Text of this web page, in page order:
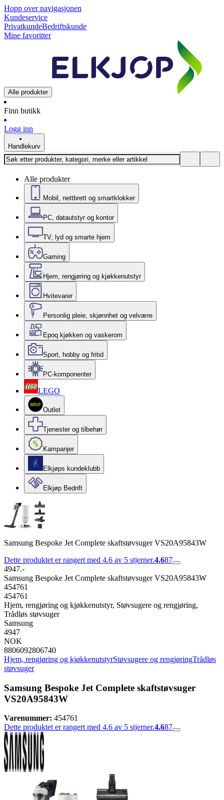
Hopp over navigasjonen
Kundeservice
PrivatkundeBedriftskunde
Mine favoritter
Alle produkter
Finn butikk
Logg inn
Handlekurv
Alle produkter
Mobil, nettbrett og smartklokker
PC, datautstyr og kontor
TV, lyd og smarte hjem
Gaming
Hjem, rengjøring og kjøkkenutstyr
Hvitevarer
Personlig pleie, skjønnhet og velvære
Epoq kjøkken og vaskerom
Sport, hobby og fritid
PC-komponenter
LEGO
Outlet
Tjenester og tilbehør
Kampanjer
Elkjøps kundeklubb
Elkjøp Bedrift
Samsung Bespoke Jet Complete skaftstøvsuger VS20A95843W
Dette produktet er rangert med 4.6 av 5 stjerner.4.687
4947.-
Samsung Bespoke Jet Complete skaftstøvsuger VS20A95843W
454761
454761
Hjem, rengjøring og kjøkkenutstyr, Støvsugere og rengjøring,
Trådløs støvsuger
Samsung
4947
NOK
8806092806740
Hjem, rengjøring og kjøkkenutstyrStøvsugere og rengjøringTrådløs
støvsuger
Samsung Bespoke Jet Complete skaftstøvsuger
VS20A95843W
Varenummer: 454761
Dette produktet er rangert med 4.6 av 5 stjerner.4.687